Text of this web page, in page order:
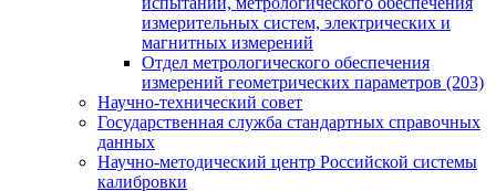
измерительных систем, электрических и
магнитных измерений
Отдел метрологического обеспечения
измерений геометрических параметров (203)
Научно-технический совет
Государственная служба стандартных справочных
данных
Научно-методический центр Российской системы
калибровки